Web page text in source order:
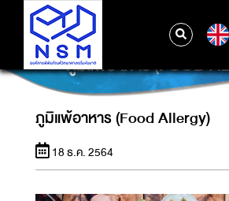
ภูมิแพ้อาหาร (FOOD
ภูมิแพ้อาหาร (Food Allergy)
18 ธ.ค. 2564